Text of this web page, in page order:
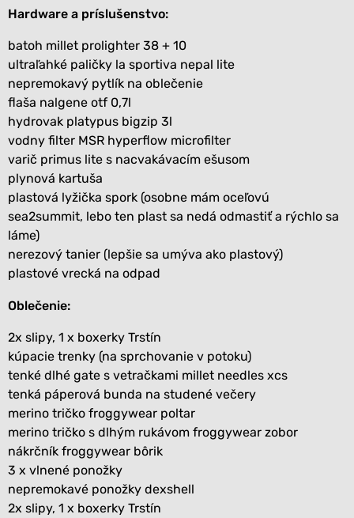
Hardware a príslušenstvo:
batoh millet prolighter 38 + 10
ultraľahké paličky la sportiva nepal lite
nepremokavý pytlík na oblečenie
flaša nalgene otf 0,7l
hydrovak platypus bigzip 3l
vodny filter MSR hyperflow microfilter
varič primus lite s nacvakávacím ešusom
plynová kartuša
plastová lyžička spork (osobne mám oceľovú
sea2summit, lebo ten plast sa nedá odmastiť a rýchlo sa
láme)
nerezový tanier (lepšie sa umýva ako plastový)
plastové vrecká na odpad
Oblečenie:
2x slipy, 1 x boxerky Trstín
kúpacie trenky (na sprchovanie v potoku)
tenké dlhé gate s vetračkami millet needles xcs
tenká páperová bunda na studené večery
merino tričko froggywear poltar
merino tričko s dlhým rukávom froggywear zobor
nákrčník froggywear bôrik
3 x vlnené ponožky
nepremokavé ponožky dexshell
2x slipy, 1 x boxerky Trstín